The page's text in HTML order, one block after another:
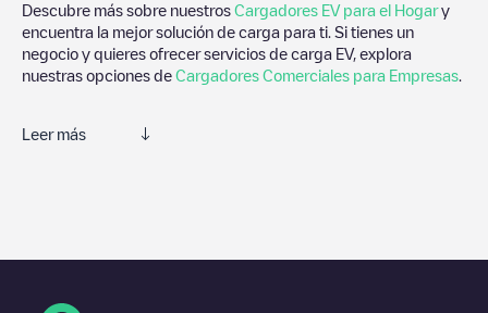
Descubre más sobre nuestros Cargadores EV para el Hogary
encuentra la mejor solución de carga para ti. Si tienes un
negocio y quieres ofrecer servicios de carga EV, explora
nuestras opciones de Cargadores Comerciales para Empresas
Leer más